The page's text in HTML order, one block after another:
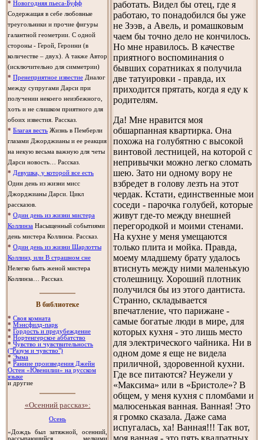
* Новогодняя пьеса-Буфф
Содержащая в себе любовные
треугольники и прочие фигуры
галантной геометрии. С одной
стороны - Герой, Героини (в
количестве – двух). А также Автор
(исключительно для симметрии)
* Пренеприятное известие Диалог
между супругами Дарси при
получении некоего неизбежного,
хоть и не слишком приятного для
обоих известия. Рассказ.
* Благая весть Жизнь в Пемберли
глазами Джорджианы и ее реакция
на некую весьма важную для четы
Дарси новость… Рассказ.
* Девушка, у которой все есть
Один день из жизни мисс
Джорджианы Дарси. Цикл
рассказов.
* Один день из жизни мистера
Коллинза Насыщенный событиями
день мистера Коллинза. Рассказ.
* Один день из жизни Шарлотты
Коллинз, или В страшном сне
Нелегко быть женой мистера
Коллинза… Рассказ.
В библиотеке
* Своя комната
* Мэнсфилд-парк
* Гордость и предубеждение
* Нортенгерское аббатство
* Чувство и чувствительность
("Разум и чувство")
* Эмма
* Ранние произведения Джейн
Остен «Ювенилии» на русском
языке
и другие
«Осенний рассказ»:
Осень
«Дождь был затяжной, осенний,
рассыпающийся мелкими
работать. Видел бы отец, где я
работаю, то понадобился бы уже
не Зээв, а Авель, и ромашковым
чаем бы точно дело не кончилось.
Но мне нравилось. В качестве
приятного воспоминания о
бывших соратниках я получила
две татуировки - правда, их
приходится прятать, когда я еду к
родителям.
Да! Мне нравится моя
обшарпанная квартирка. Она
похожа на голубятню с высокой
винтовой лестницей, на которой с
непривычки можно легко сломать
шею. Зато ни одному вору не
взбредет в голову лезть на этот
чердак. Кстати, единственные мои
соседи - парочка голубей, которые
живут где-то между внешней
перегородкой и моими стенами.
На кухне у меня умещаются
только плита и мойка. Правда,
моему младшему брату удалось
втиснуть между ними маленькую
столешницу. Хороший плотник
получился бы из этого дантиста.
Странно, складывается
впечатление, что парижане -
самые богатые люди в мире, для
которых кухня - это лишь место
для электрического чайника. Ни в
одном доме я еще не видела
приличной, здоровенной кухни.
Где все питаются? Неужели у
«Максима» или в «Бристоле»? В
общем, у меня кухня с пломбами и
малюсенькая ванная. Ванная! Это
я громко сказала. Даже сама
испугалась, ха! Ванная!!! Так вот,
моя ванная - это пять квадратных